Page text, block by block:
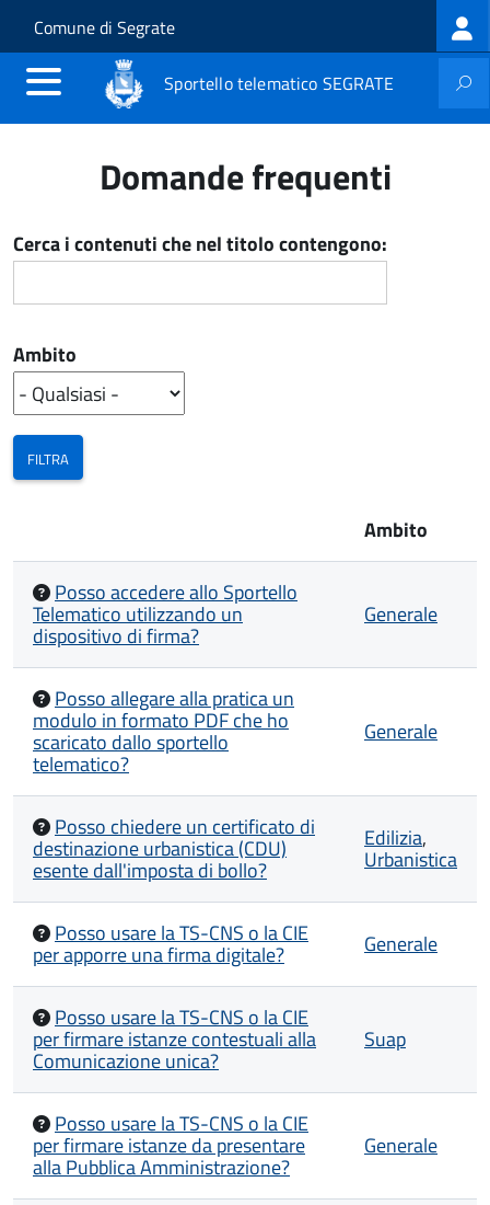
Salta al contenuto principale
Skip to site navigation
Comune di Segrate
Sportello telematico SEGRATE
Domande frequenti
Cerca i contenuti che nel titolo contengono:
Ambito
Ambito
Posso accedere allo Sportello
Telematico utilizzando un
dispositivo di firma?
Generale
Posso allegare alla pratica un
modulo in formato PDF che ho
scaricato dallo sportello
telematico?
Generale
Posso chiedere un certificato di
destinazione urbanistica (CDU)
esente dall'imposta di bollo?
Edilizia,
Urbanistica
Posso usare la TS-CNS o la CIE
per apporre una firma digitale? Generale
Posso usare la TS-CNS o la CIE
per firmare istanze contestuali alla
Comunicazione unica?
Suap
Posso usare la TS-CNS o la CIE
per firmare istanze da presentare
alla Pubblica Amministrazione?
Generale